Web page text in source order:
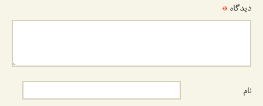
دیدگاه *
نام